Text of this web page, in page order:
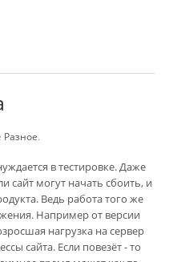
Разное.
в тестировке. Даже
сайт могут начать сбоить, и
Ведь работа того же
Например от версии
нагрузка на сервер
сайта. Если повезёт - то